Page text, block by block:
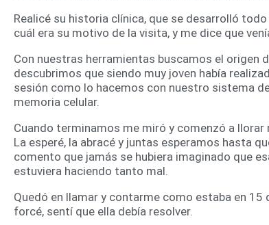
Realicé su historia clínica, que se desarrolló
cuál era su motivo de la visita, y me dice que
Con nuestras herramientas buscamos el origen
descubrimos que siendo muy joven había
sesión como lo hacemos con nuestro sistema
memoria celular.
Cuando terminamos me miró y comenzó a llorar
La esperé, la abracé y juntas esperamos hasta
comento que jamás se hubiera imaginado que
estuviera haciendo tanto mal.
Quedó en llamar y contarme como estaba en 15
forcé, sentí que ella debía resolver.